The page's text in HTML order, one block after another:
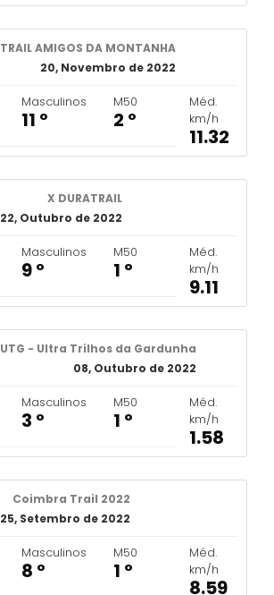
TRAIL AMIGOS DA MONTANHA
20, Novembro de 2022
Masculinos
11 º
M50
2 º
Méd.
km/h
11.32
X DURATRAIL
22, Outubro de 2022
Masculinos
9 º
M50
1 º
Méd.
km/h
9.11
UTG - Ultra Trilhos da Gardunha
08, Outubro de 2022
Masculinos
3 º
M50
1 º
Méd.
km/h
1.58
Coimbra Trail 2022
25, Setembro de 2022
Masculinos
8 º
M50
1 º
Méd.
km/h
8.59